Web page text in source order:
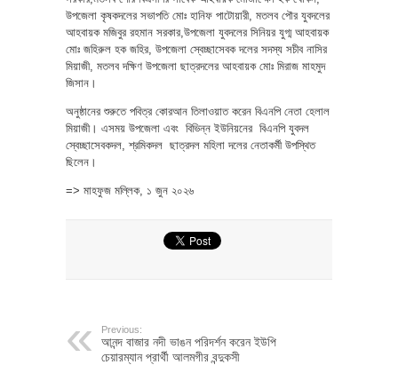
উপজেলা কৃষকদলের সভাপতি মোঃ হানিফ পাটোয়ারী, মতলব পৌর যুবদলের
আহবায়ক মজিবুর রহমান সরকার,উপজেলা যুবদলের সিনিয়র যুগ্ম আহবায়ক
মোঃ জহিরুল হক জহির, উপজেলা স্বেচ্ছাসেবক দলের সদস্য সচীব নাসির
মিয়াজী, মতলব দক্ষিণ উপজেলা ছাত্রদলের আহবায়ক মোঃ মিরাজ মাহমুদ
জিসান।
অনুষ্ঠানের শুরুতে পবিত্র কোরআন তিলাওয়াত করেন বিএনপি নেতা হেলাল
মিয়াজী। এসময় উপজেলা এবং বিভিন্ন ইউনিয়নের বিএনপি যুবদল
স্বেচ্ছাসেবকদল, শ্রমিকদল ছাত্রদল মহিলা দলের নেতাকর্মী উপস্থিত
ছিলেন।
=> মাহফুজ মল্লিক, ১ জুন ২০২৬
Previous:
আনন্দ বাজার নদী ভাঙন পরিদর্শন করেন ইউপি
চেয়ারম্যান প্রার্থী আলমগীর বন্দুকসী